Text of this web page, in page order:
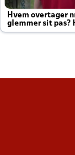
Hvem overtager
glemmer sit pas?
altid til efter